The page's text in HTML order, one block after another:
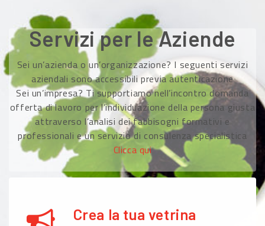
Servizi per le Aziende
Sei un’azienda o un’organizzazione? I seguenti servizi
aziendali sono accessibili previa autenticazione
Sei un’impresa? Ti supportiamo nell’incontro domanda
offerta di lavoro per l’individuazione della persona giusta
attraverso l’analisi dei fabbisogni formativi e
professionali e un servizio di consulenza specialistica
Clicca qui
Crea la tua vetrina